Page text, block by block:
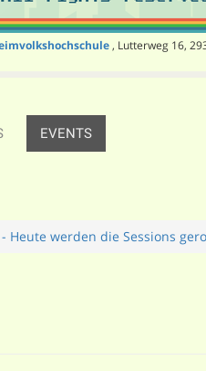
, Lutterweg 16,
EVENTS
- Heute werden die Sessions